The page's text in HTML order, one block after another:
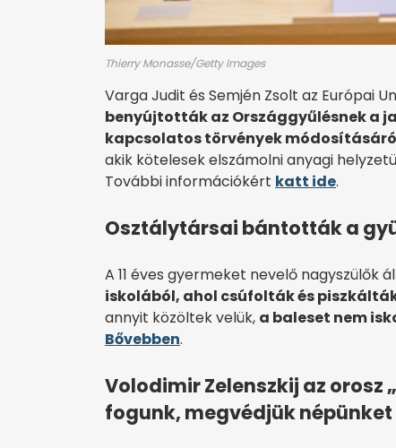
Thierry Monasse/Getty Images
Varga Judit és Semjén Zsolt az Európai
benyújtották az Országgyűlésnek
kapcsolatos törvények
akik kötelesek elszámolni anyagi
További információkért katt ide.
Osztálytársai bántották a
A 11 éves gyermeket nevelő nagyszülők
iskolából, ahol csúfolták és
annyit közöltek velük, a baleset nem
Bővebben.
Volodimir Zelenszkij az orosz
fogunk, megvédjük népünket